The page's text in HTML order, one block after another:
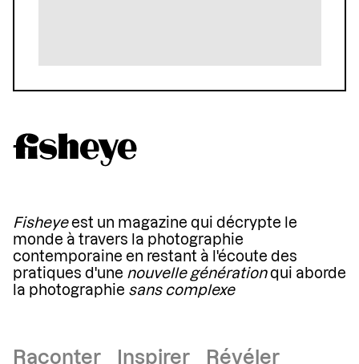
Fisheyeest un magazine qui décrypte le
monde à travers la photographie
contemporaine en restant à l'écoute des
pratiques d'une nouvelle générationqui aborde
la photographie sans complexe
Raconter Inspirer Révéler